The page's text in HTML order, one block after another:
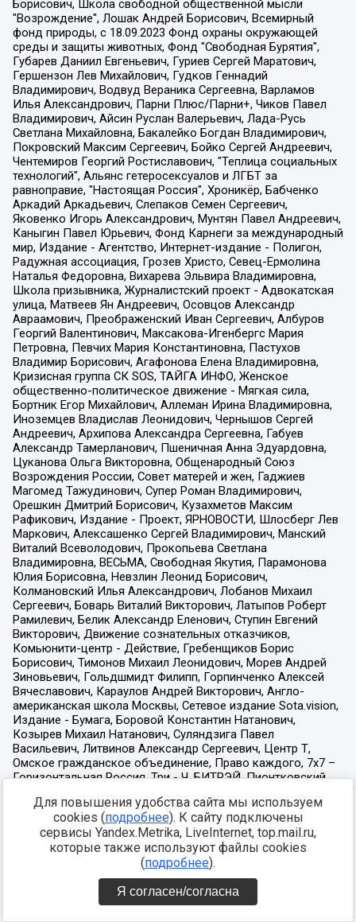
Для повышения удобства сайта мы используем
cookies (подробнее). К сайту подключены
сервисы Yandex.Metrika, LiveInternet, top.mail.ru,
которые также используют файлы cookies
(подробнее).
Я согласен/согласна